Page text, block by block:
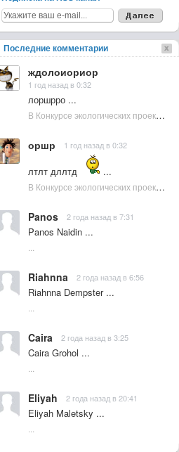
Последние комментарии
ждолоиориор
1 год назад в 0:32
лоршрро ...
В Конкурсе экологических проектов в Подмосковье активно участвовала молодежь :: NewsRbk.ru...
оршр 1 год назад в 0:32
лтлт дллтд
...
В Конкурсе экологических проектов в Подмосковье активно участвовала молодежь :: NewsRbk.ru...
Panos 2 года назад в 7:31
Panos Naidin ...
Riahnna 2 года назад в 6:56
Riahnna Dempster ...
Caira 2 года назад в 3:25
Caira Grohol ...
Eliyah 2 года назад в 20:41
Eliyah Maletsky ...